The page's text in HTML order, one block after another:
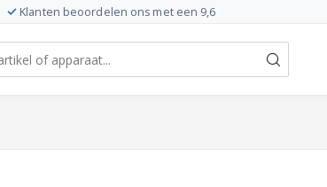
Klanten beoordelen ons met een 9,6